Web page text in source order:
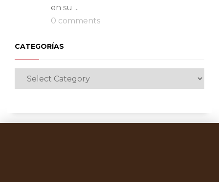
en su ...
0 comments
CATEGORÍAS